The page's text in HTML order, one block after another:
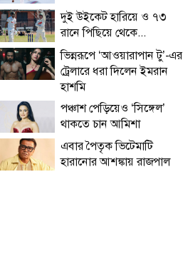
দুই উইকেট হারিয়ে ও ৭৩
রানে পিছিয়ে থেকে...
ভিন্নরূপে ‘আওয়ারাপান টু’-এর
ট্রেলারে ধরা দিলেন ইমরান
হাশমি
পঞ্চাশ পেড়িয়েও ‘সিঙ্গেল’
থাকতে চান আমিশা
এবার পৈতৃক ভিটেমাটি
হারানোর আশঙ্কায় রাজপাল